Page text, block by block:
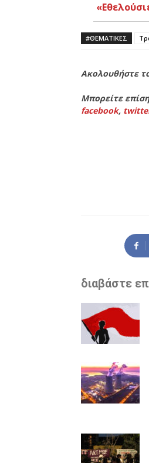
#ΘΕΜΑΤΙΚΈΣ
Ακολουθήστε
Μπορείτε
facebook,
διαβάστε